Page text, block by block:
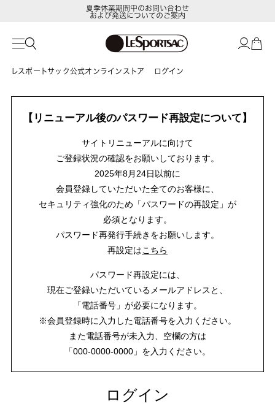
夏季休業期間中のお問い合わせ
および発送についてのご案内
レスポートサック公式オンラインストア ログイン
【リニューアル後のパスワード再設定について】
サイトリニューアルに向けて
ご登録状況の確認をお願いしております。
2025年8月24日以前に
会員登録していただいた全てのお客様に、
セキュリティ強化のため「パスワードの再設定」が
必須となります。
パスワード再発行手続きをお願いします。
再設定はこちら
パスワード再設定には、
現在ご登録いただいているメールアドレスと、
「電話番号」が必要になります。
※会員登録時に入力した電話番号を入力ください。
また電話番号が未入力、空欄の方は
「000-0000-0000」を入力ください。
ログイン